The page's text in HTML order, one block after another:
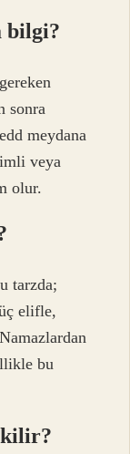
bilgi?
sonra
meydana
veya
olur.
tarzda;
elifle,
bu